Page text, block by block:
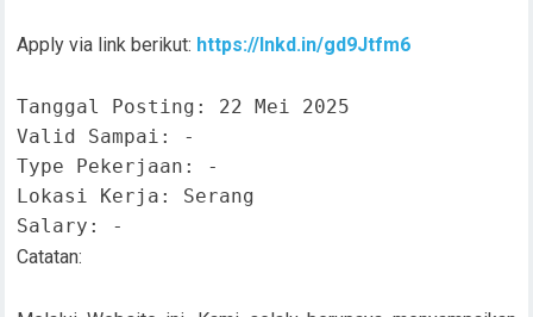
Apply via link berikut: https://lnkd.in/gd9Jtfm6
Tanggal Posting: 22 Mei 2025
Valid Sampai: -
Type Pekerjaan: -
Lokasi Kerja: Serang
Salary: -
Catatan: